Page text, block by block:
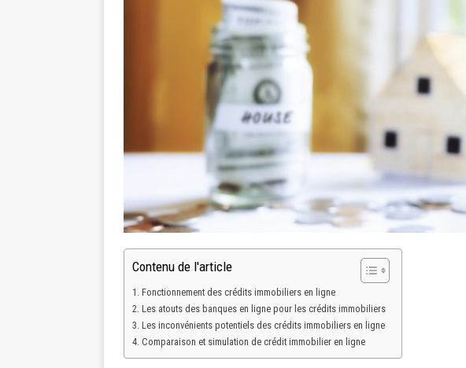
Contenu de l'article
Fonctionnement des crédits immobiliers en ligne
Les atouts des banques en ligne pour les crédits immobiliers
Les inconvénients potentiels des crédits immobiliers en ligne
Comparaison et simulation de crédit immobilier en ligne